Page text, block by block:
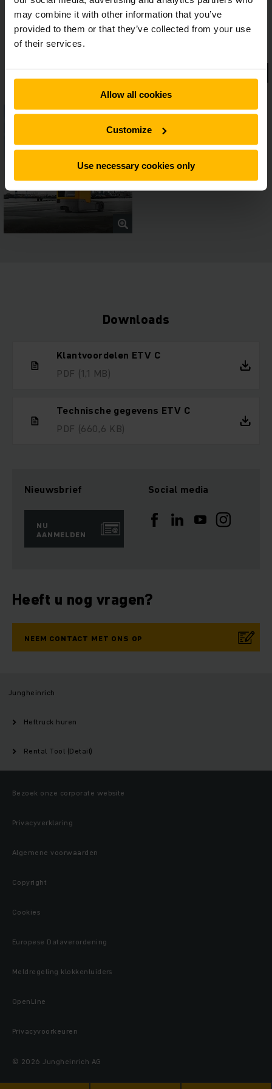
may combine it with other information that you’ve
provided to them or that they’ve collected from your use
of their services.
Allow all cookies
Customize
Use necessary cookies only
softwaresystemen.
Downloads
Klantvoordelen ETV C
PDF (1,1 MB)
Technische gegevens ETV C
PDF (660,6 KB)
Nieuwsbrief
NU
AANMELDEN
Social media
Heeft u nog vragen?
NEEM CONTACT MET ONS OP
Jungheinrich
Heftruck huren
Rental Tool (Detail)
Bezoek onze corporate website
Privacyverklaring
Algemene voorwaarden
Copyright
Cookies
Europese Dataverordening
Meldregeling klokkenluiders
OpenLine
Privacyvoorkeuren
© 2026 Jungheinrich AG